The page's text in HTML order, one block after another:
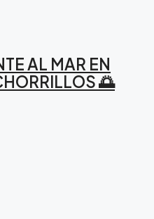
AL MAR EN
🌅